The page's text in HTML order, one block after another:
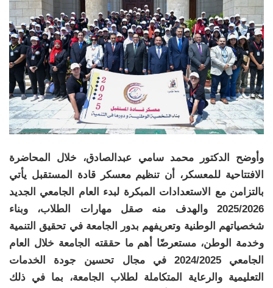
وأوضح الدكتور محمد سامي عبدالصادق، خلال المحاضرة
الافتتاحية للمعسكر، أن تنظيم معسكر قادة المستقبل يأتي
بالتزامن مع الاستعدادات المبكرة لبدء العام الجامعي الجديد
2025/2026 والهدف منه صقل مهارات الطلاب، وبناء
شخصياتهم الوطنية وتعريفهم بدور الجامعة في تحقيق التنمية
وخدمة الوطن، مستعرضًا أهم ما حققته الجامعة خلال العام
الجامعي 2024/2025 في مجال تحسين جودة الخدمات
التعليمية والرعاية المتكاملة لطلاب الجامعة، بما في ذلك